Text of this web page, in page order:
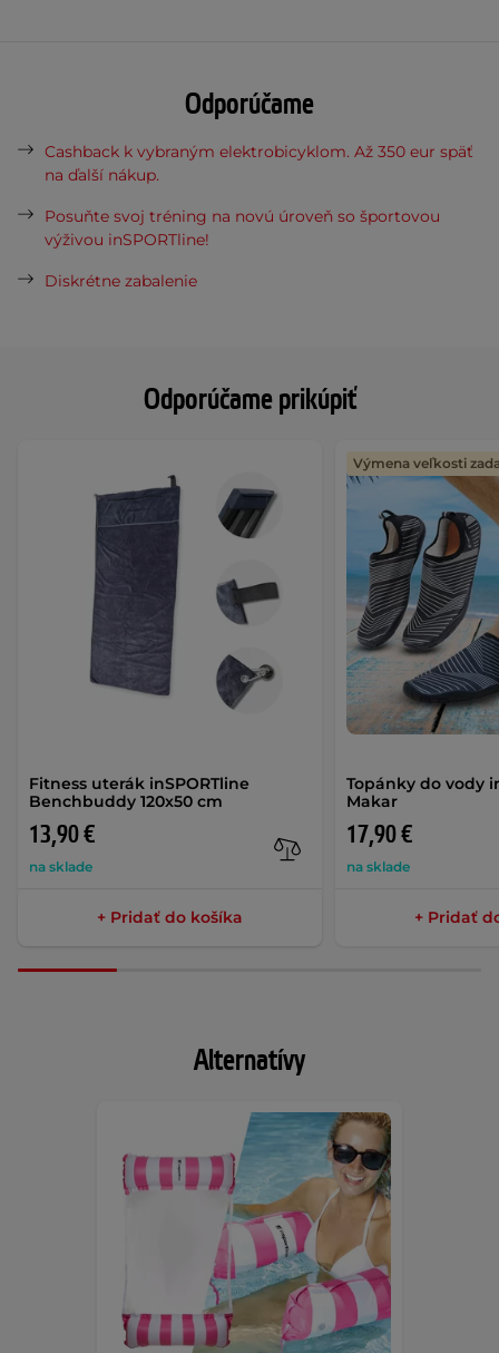
Odporúčame prikúpiť
Fitness uterák inSPORTline
Benchbuddy 120x50 cm
13,90 €
na sklade
+ Pridať do košíka
Topánky do vody
Makar
17,90 €
na sklade
Výmena veľkosti
+ Pridať
Odporúčame
Cashback k vybraným elektrobicyklom. Až 350 eur späť
na ďalší nákup.
Posuňte svoj tréning na novú úroveň so športovou
výživou inSPORTline!
Diskrétne zabalenie
Alternatívy